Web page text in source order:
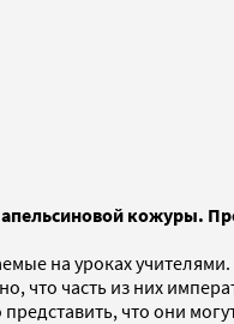
кожуры.
на уроках
часть из них
что они